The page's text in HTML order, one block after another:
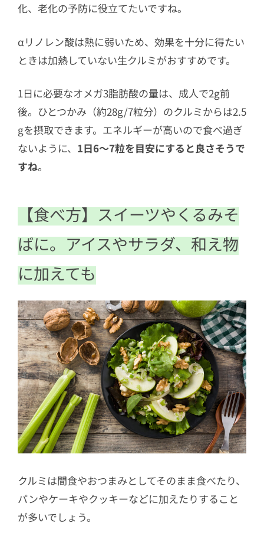
化、老化の予防に役立てたいですね。
αリノレン酸は熱に弱いため、効果を十分に得たい
ときは加熱していない生クルミがおすすめです。
1日に必要なオメガ3脂肪酸の量は、成人で2g前
後。ひとつかみ（約28g/7粒分）のクルミからは2.5
gを摂取できます。エネルギーが高いので食べ過ぎ
ないように、 1日6〜7粒を目安にすると良さそうで
すね。
【食べ方】スイーツやくるみそ
ばに。アイスやサラダ、和え物
に加えても
クルミは間食やおつまみとしてそのまま食べたり、
パンやケーキやクッキーなどに加えたりすること
が多いでしょう。